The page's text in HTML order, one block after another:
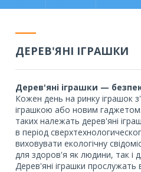
ДЕРЕВ'ЯНІ ІГРАШКИ
Дерев'яні іграшки —
Кожен день на ринку іграшок
іграшкою або новим
таких належать дерев'яні
в період
виховувати екологічну
для здоров'я як людини, так і
Дерев'яні іграшки